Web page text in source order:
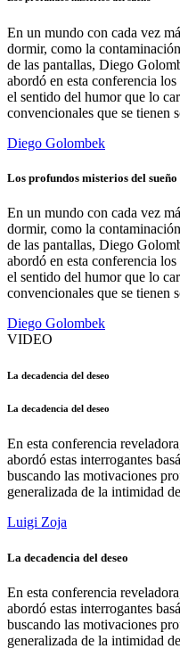
En un mundo con cada vez
dormir, como la
de las pantallas, Diego
abordó en esta conferencia
el sentido del humor que lo
convencionales que se tienen
Diego Golombek
Los profundos misterios del sueño
En un mundo con cada vez
dormir, como la
de las pantallas, Diego
abordó en esta conferencia
el sentido del humor que lo
convencionales que se tienen
Diego Golombek
VIDEO
La decadencia del deseo
La decadencia del deseo
En esta conferencia
abordó estas interrogantes
buscando las motivaciones
generalizada de la intimidad
Luigi Zoja
La decadencia del deseo
En esta conferencia
abordó estas interrogantes
buscando las motivaciones
generalizada de la intimidad